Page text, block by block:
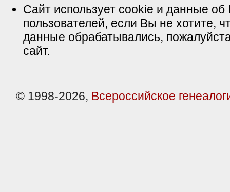
Сайт использует cookie и данные об
пользователей, если Вы не хотите,
данные обрабатывались,
сайт.
© 1998-2026, Всероссийское